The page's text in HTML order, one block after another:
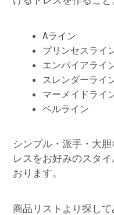
Aライン
プリンセスライ
エンパイアライ
スレンダーライ
マーメイドライ
ベルライン
シンプル・派手・大
レスをお好みのスタ
おります。
商品リストより探して